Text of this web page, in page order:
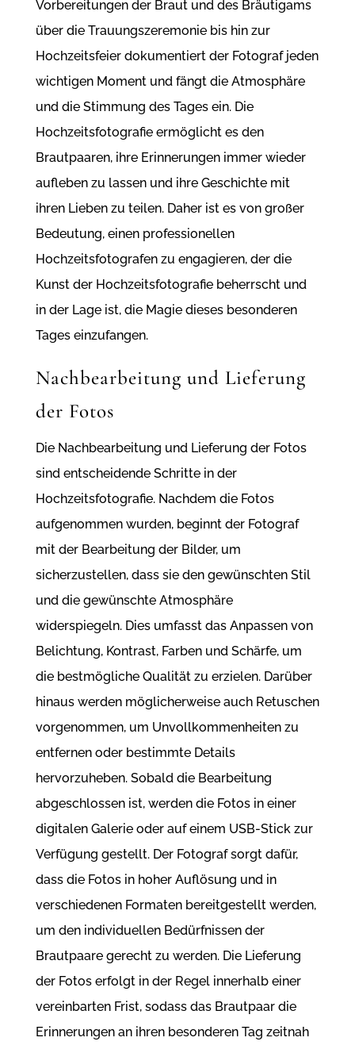
Vorbereitungen der Braut und des Bräutigams
über die Trauungszeremonie bis hin zur
Hochzeitsfeier dokumentiert der Fotograf jeden
wichtigen Moment und fängt die Atmosphäre
und die Stimmung des Tages ein. Die
Hochzeitsfotografie ermöglicht es den
Brautpaaren, ihre Erinnerungen immer wieder
aufleben zu lassen und ihre Geschichte mit
ihren Lieben zu teilen. Daher ist es von großer
Bedeutung, einen professionellen
Hochzeitsfotografen zu engagieren, der die
Kunst der Hochzeitsfotografie beherrscht und
in der Lage ist, die Magie dieses besonderen
Tages einzufangen.
Nachbearbeitung und Lieferung
der Fotos
Die Nachbearbeitung und Lieferung der Fotos
sind entscheidende Schritte in der
Hochzeitsfotografie. Nachdem die Fotos
aufgenommen wurden, beginnt der Fotograf
mit der Bearbeitung der Bilder, um
sicherzustellen, dass sie den gewünschten Stil
und die gewünschte Atmosphäre
widerspiegeln. Dies umfasst das Anpassen von
Belichtung, Kontrast, Farben und Schärfe, um
die bestmögliche Qualität zu erzielen. Darüber
hinaus werden möglicherweise auch Retuschen
vorgenommen, um Unvollkommenheiten zu
entfernen oder bestimmte Details
hervorzuheben. Sobald die Bearbeitung
abgeschlossen ist, werden die Fotos in einer
digitalen Galerie oder auf einem USB-Stick zur
Verfügung gestellt. Der Fotograf sorgt dafür,
dass die Fotos in hoher Auflösung und in
verschiedenen Formaten bereitgestellt werden,
um den individuellen Bedürfnissen der
Brautpaare gerecht zu werden. Die Lieferung
der Fotos erfolgt in der Regel innerhalb einer
vereinbarten Frist, sodass das Brautpaar die
Erinnerungen an ihren besonderen Tag zeitnah